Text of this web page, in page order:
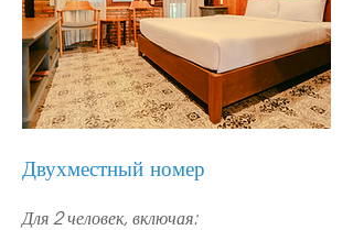
Двухместный номер
Для 2 человек, включая: